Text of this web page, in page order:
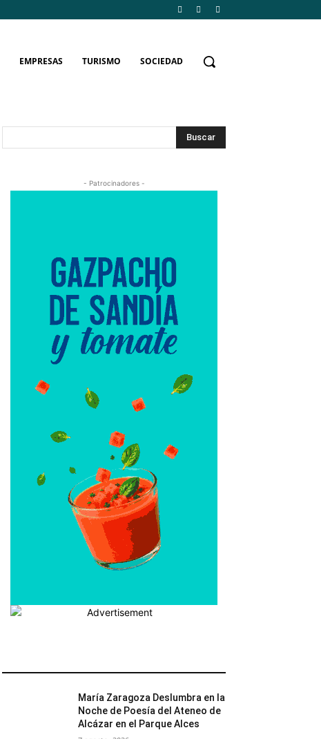
EMPRESAS TURISMO SOCIEDAD
Buscar
- Patrocinadores -
María Zaragoza Deslumbra en la
Noche de Poesía del Ateneo de
Alcázar en el Parque Alces